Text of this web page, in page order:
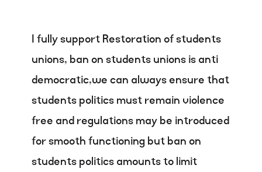
I fully support Restoration of students
unions, ban on students unions is anti
democratic,we can always ensure that
students politics must remain violence
free and regulations may be introduced
for smooth functioning but ban on
students politics amounts to limit